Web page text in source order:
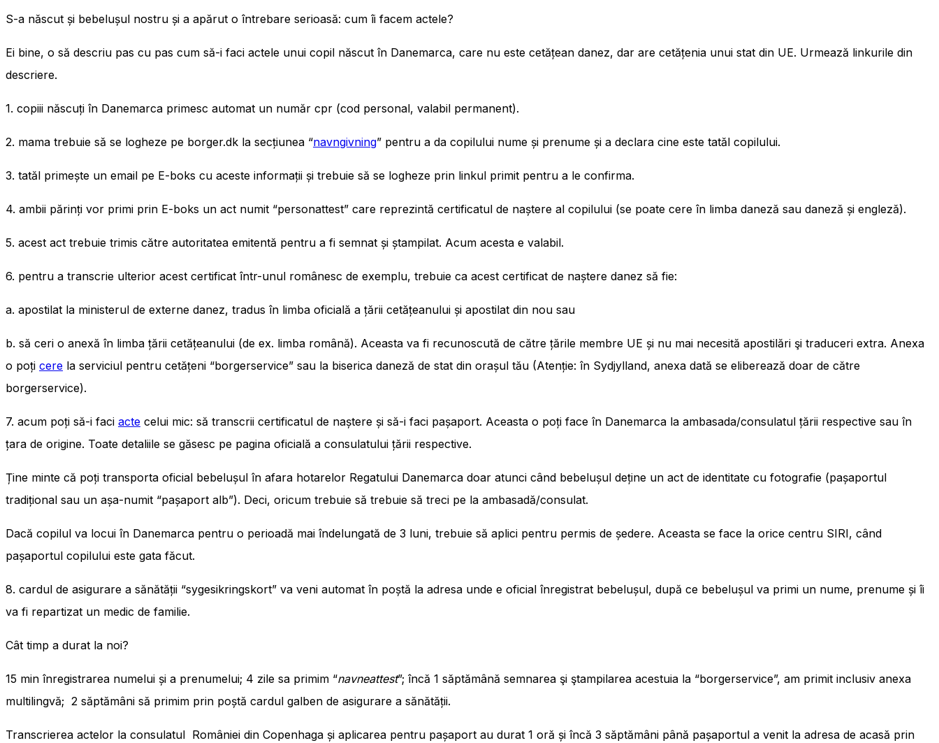
S-a născut și bebelușul nostru și a apărut o întrebare serioasă: cum îi facem actele?
Ei bine, o să descriu pas cu pas cum să-i faci actele unui copil născut în Danemarca, care nu este cetățean danez, dar are cetățenia unui stat din UE. Urmează linkurile din
descriere.
1. copiii născuți în Danemarca primesc automat un număr cpr (cod personal, valabil permanent).
2. mama trebuie să se logheze pe borger.dk la secțiunea “navngivning” pentru a da copilului nume și prenume și a declara cine este tatăl copilului.
3. tatăl primește un email pe E-boks cu aceste informații și trebuie să se logheze prin linkul primit pentru a le confirma.
4. ambii părinți vor primi prin E-boks un act numit “personattest” care reprezintă certificatul de naștere al copilului (se poate cere în limba daneză sau daneză și engleză).
5. acest act trebuie trimis către autoritatea emitentă pentru a fi semnat și ștampilat. Acum acesta e valabil.
6. pentru a transcrie ulterior acest certificat într-unul românesc de exemplu, trebuie ca acest certificat de naștere danez să fie:
a. apostilat la ministerul de externe danez, tradus în limba oficială a țării cetățeanului și apostilat din nou sau
b. să ceri o anexă în limba țării cetățeanului (de ex. limba română). Aceasta va fi recunoscută de către țările membre UE și nu mai necesită apostilări şi traduceri extra. Anexa
o poți cere la serviciul pentru cetățeni “borgerservice” sau la biserica daneză de stat din orașul tău (Atenție: în Sydjylland, anexa dată se eliberează doar de către
borgerservice).
7. acum poți să-i faci acte celui mic: să transcrii certificatul de naștere și să-i faci pașaport. Aceasta o poți face în Danemarca la ambasada/consulatul țării respective sau în
țara de origine. Toate detaliile se găsesc pe pagina oficială a consulatului țării respective.
Ține minte că poți transporta oficial bebelușul în afara hotarelor Regatului Danemarca doar atunci când bebelușul deține un act de identitate cu fotografie (pașaportul
tradițional sau un așa-numit “pașaport alb”). Deci, oricum trebuie să trebuie să treci pe la ambasadă/consulat.
Dacă copilul va locui în Danemarca pentru o perioadă mai îndelungată de 3 luni, trebuie să aplici pentru permis de ședere. Aceasta se face la orice centru SIRI, când
pașaportul copilului este gata făcut.
8. cardul de asigurare a sănătății “sygesikringskort” va veni automat în poștă la adresa unde e oficial înregistrat bebelușul, după ce bebelușul va primi un nume, prenume și îi
va fi repartizat un medic de familie.
Cât timp a durat la noi?
15 min înregistrarea numelui și a prenumelui; 4 zile sa primim “navneattest”; încă 1 săptămână semnarea şi ştampilarea acestuia la “borgerservice”, am primit inclusiv anexa
multilingvă; 2 săptămâni să primim prin poștă cardul galben de asigurare a sănătății.
Transcrierea actelor la consulatul României din Copenhaga și aplicarea pentru pașaport au durat 1 oră și încă 3 săptămâni până pașaportul a venit la adresa de acasă prin